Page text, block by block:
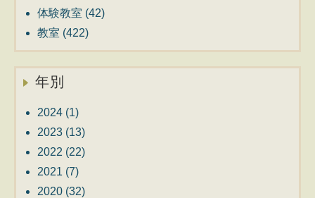
体験教室 (42)
教室 (422)
年別
2024 (1)
2023 (13)
2022 (22)
2021 (7)
2020 (32)